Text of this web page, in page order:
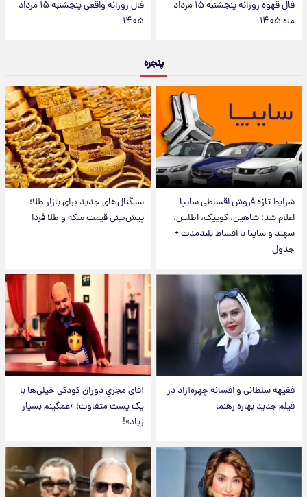
فال قهوه روزانه پنجشنبه ۱۵ مرداد
ماه ۱۴۰۵
فال روزانه واقعی پنجشنبه ۱۵ مرداد
۱۴۰۵
پنجره
شرایط تازه فروش اقساطی سایپا
اعلام شد؛ شاهین، کوییک، اطلس،
سهند و ساینا با اقساط بلندمدت +
جدول
سیگنال‌های جدید برای بازار طلا؛
پیش‌بینی قیمت سکه و طلا فردا
فقیهه سلطانی و افسانه چهره‌آزاد در
فیلم جدید بهاره رهنما
آقای مجریِ دوران کودکی خیلی‌ها با
یک پست متفاوت؛ «غمگینم بسیار
زیاد»!